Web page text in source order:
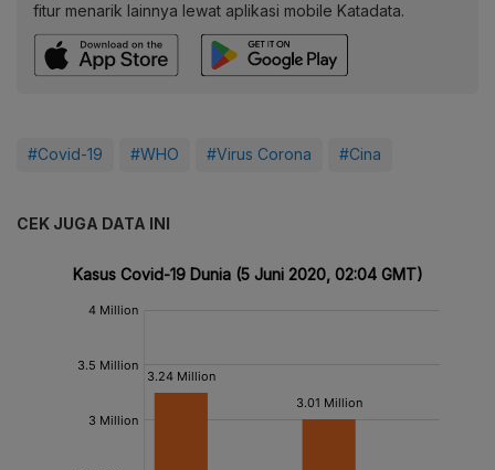
fitur menarik lainnya lewat aplikasi mobile Katadata.
#Covid-19 #WHO #Virus Corona #Cina
CEK JUGA DATA INI